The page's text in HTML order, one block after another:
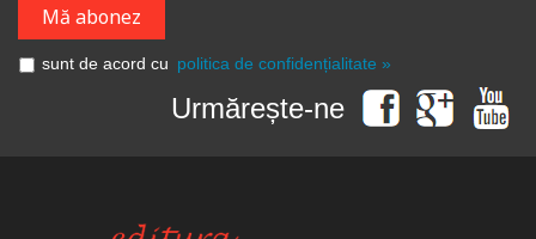
sunt de acord cu politica de confidențialitate »
Urmărește-ne